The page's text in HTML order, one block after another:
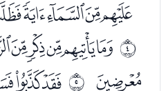
ﰃ
ﭵ ﰄ